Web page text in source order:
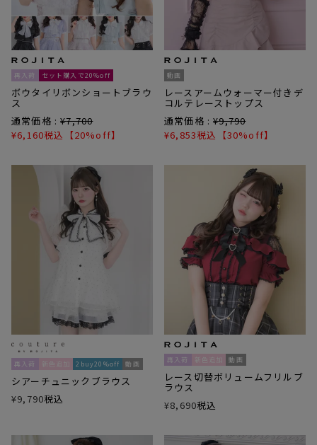
再入荷 セット購入で20%off
ボウタイリボンショートブラウ
ス
通常価格 : ¥7,700
¥6,160税込 【20%off】
動画
レースアームウォーマー付きデ
コルテレーストップス
通常価格 : ¥9,790
¥6,853税込 【30%off】
再入荷 新色追加 2buy20%off 動画
シアーチュニックブラウス
¥9,790税込
再入荷 新色追加 動画
レース切替ボリュームフリルブ
ラウス
¥8,690税込